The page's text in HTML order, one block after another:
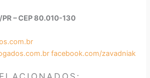
– CEP 80.010-130
facebook.com/zavadniak